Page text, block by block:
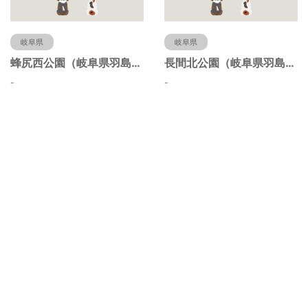
岐阜県
蜂尻西公園（岐阜県羽島市）
-
岐阜県
長間北公園（岐阜県羽島市）
-